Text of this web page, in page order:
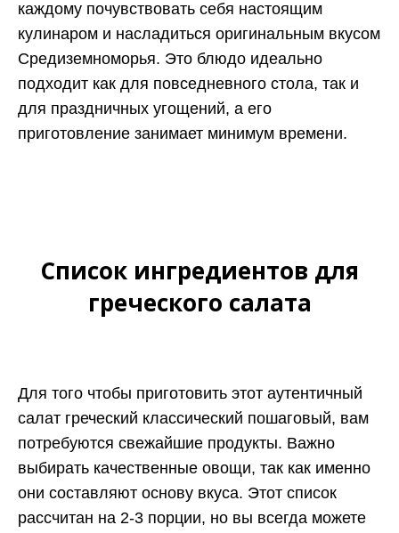
каждому почувствовать себя настоящим
кулинаром и насладиться оригинальным вкусом
Средиземноморья. Это блюдо идеально
подходит как для повседневного стола, так и
для праздничных угощений, а его
приготовление занимает минимум времени.
Список ингредиентов для
греческого салата
Для того чтобы приготовить этот аутентичный
салат греческий классический пошаговый, вам
потребуются свежайшие продукты. Важно
выбирать качественные овощи, так как именно
они составляют основу вкуса. Этот список
рассчитан на 2-3 порции, но вы всегда можете